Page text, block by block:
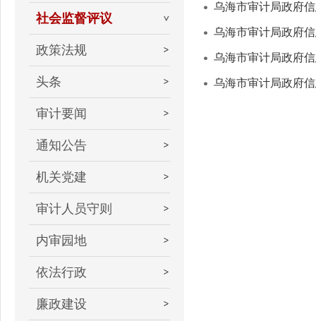
社会监督评议
政策法规
头条
审计要闻
通知公告
机关党建
审计人员守则
内审园地
依法行政
廉政建设
乌海市审计局政府
乌海市审计局政府
乌海市审计局政府
乌海市审计局政府